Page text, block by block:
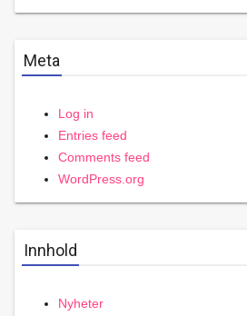
Meta
Log in
Entries feed
Comments feed
WordPress.org
Innhold
Nyheter